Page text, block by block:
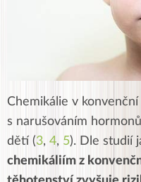
Chemikálie v
s narušováním
dětí (3, 4, 5). Dle studií
chemikáliím z